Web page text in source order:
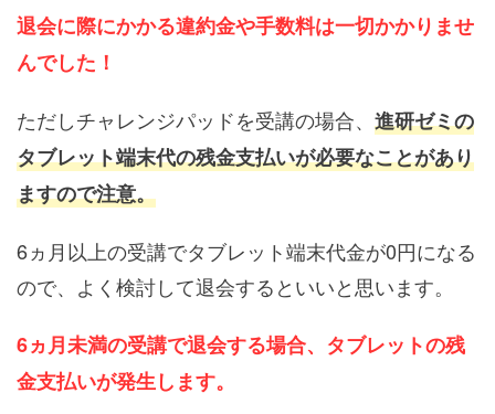
退会に際にかかる違約金や手数料は一切かかりませ
んでした！
ただしチャレンジパッドを受講の場合、 進研ゼミの
タブレット端末代の残金支払いが必要なことがあり
ますので注意。
6ヵ月以上の受講でタブレット端末代金が0円になる
ので、よく検討して退会するといいと思います。
6ヵ月未満の受講で退会する場合、タブレットの残
金支払いが発生します。